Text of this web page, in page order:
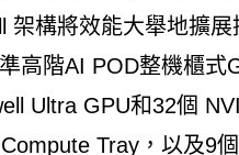
架構將效能大舉地擴
高階AI POD整機櫃式
Ultra GPU和32個
Tray，以及9